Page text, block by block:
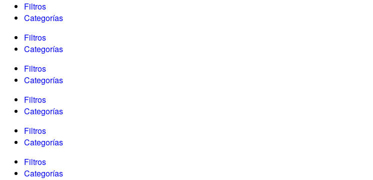
Filtros
Categorías
Filtros
Categorías
Filtros
Categorías
Filtros
Categorías
Filtros
Categorías
Filtros
Categorías